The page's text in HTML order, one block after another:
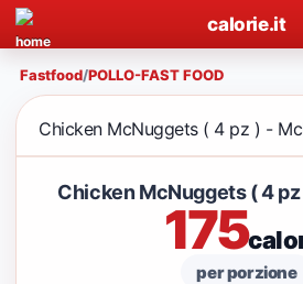
calorie.it
Fastfood/POLLO-FAST FOOD
Chicken McNuggets ( 4 pz ) -
Chicken McNuggets ( 4
175
per porzione